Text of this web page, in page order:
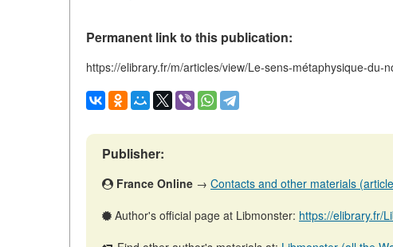
Permanent link to this publication:
https://elibrary.fr/m/articles/view/Le-sens-métaphysique-du-
Publisher:
France Online → Contacts and other materials
Author's official page at Libmonster: https://elibrary.fr/